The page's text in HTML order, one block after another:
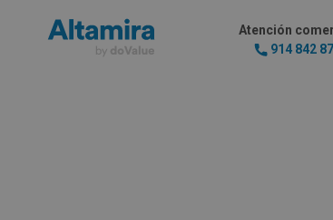
Atención
914 842